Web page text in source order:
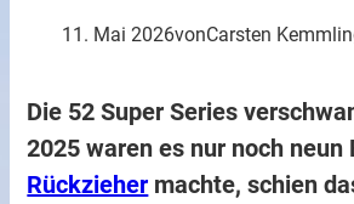
11. Mai 2026vonCarsten
Die 52 Super Series
2025 waren es nur noch
Rückzieher machte, schien